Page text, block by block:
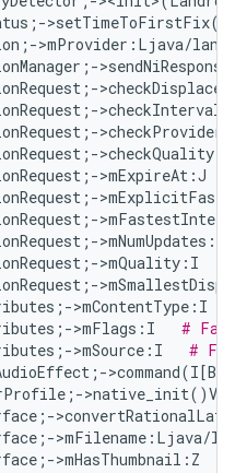
>mProvider:Ljava/
>mExpireAt:J
>mQuality:I
>mContentType:I
>mFlags:I #
>mSource:I #
>mHasThumbnail:Z